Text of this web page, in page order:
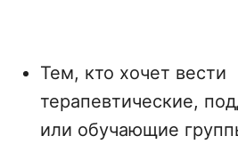
Тем, кто хочет вести
терапевтические,
или обучающие